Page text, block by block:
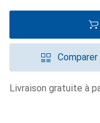
Comparer
Livraison gratuite à